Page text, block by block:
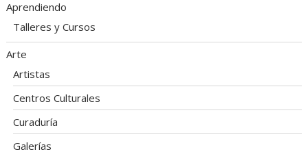
Aprendiendo
Talleres y Cursos
Arte
Artistas
Centros Culturales
Curaduría
Galerías